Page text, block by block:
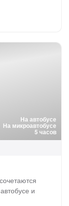
На автобусе
На микроавтобусе
5 часов
и